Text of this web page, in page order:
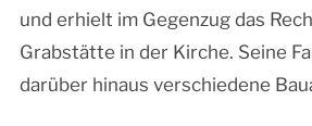
und erhielt im Gegenzug das
Grabstätte in der Kirche. Seine
darüber hinaus verschiedene